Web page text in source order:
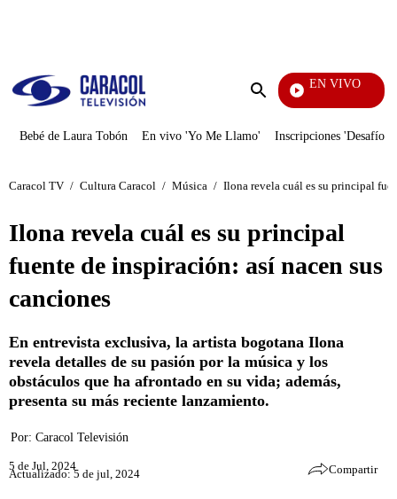
Enviar
EN VIVO
Televentas
Bebé de Laura Tobón En vivo 'Yo Me Llamo' Inscripciones 'Desafío'
Caracol TV / Cultura Caracol / Música / Ilona revela cuál es su principal
Ilona revela cuál es su principal
fuente de inspiración: así nacen sus
canciones
En entrevista exclusiva, la artista bogotana Ilona
revela detalles de su pasión por la música y los
obstáculos que ha afrontado en su vida; además,
presenta su más reciente lanzamiento.
Por: Caracol Televisión
5 de Jul, 2024
Actualizado: 5 de jul, 2024 Compartir